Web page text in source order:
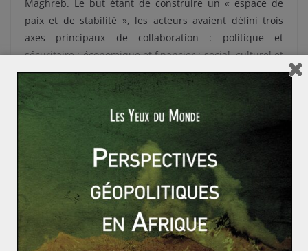
Maghreb. Le but étant de construire un « espace de
paix et de stabilité », les acteurs avaient défini trois
axes principaux de collaboration : politique et
sécuritaire ; économique et financier ; social, culturel et
humain, faisant écho aux thèmes abordés lors du
Forum.
l’Union pour la Méditerranée n’a réellement
jamais atteint les objectifs qu’elle s’était fixés
jamais vraiment eu d’impact autre qu’économique sur
la région Méditerranée. Elle a mis en place des accords
bilatéraux de libre échange entre l’UE et le Maroc, la
Tunisie et l’Algérie. Néanmoins, ces accords n’ont fait
que affaiblir les échanges entre les pays maghrébin, et
qu’amplifier leur dépendance exportatrice vis-à-vis de